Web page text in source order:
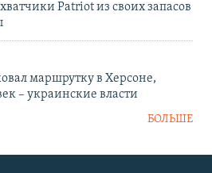
Patriot из своих запасов
маршрутку в Херсоне,
– украинские власти
БОЛЬШЕ